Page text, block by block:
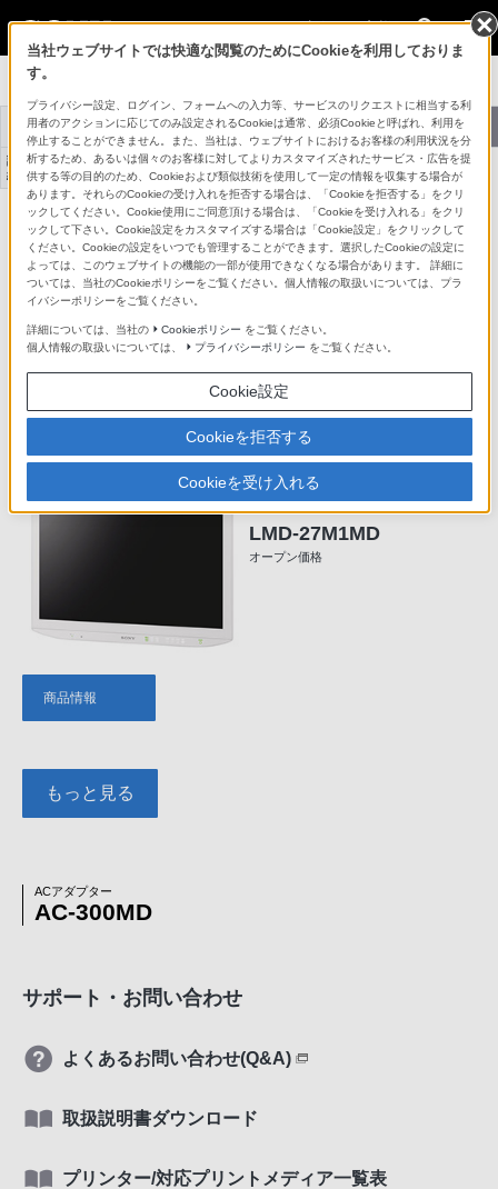
法人のお客様
メディカル関連機器
トップ
医療映像プラットフ
ォーム NUCLeUS
4K対応手術映像ソ
リューション
商品一覧
評価レポート・事例
紹介
ACアダプター
AC-300MD
詳細メニュー
対応商品・アクセサリー
メディカルモニター
27型4K液晶モニター
LMD-27M1MD
オープン価格
商品情報
もっと見る
ACアダプター
AC-300MD
サポート・お問い合わせ
よくあるお問い合わせ(Q&A)
取扱説明書ダウンロード
プリンター/対応プリントメディア一覧表
当社ウェブサイトでは快適な閲覧のためにCookieを利用しておりま
す。
プライバシー設定、ログイン、フォームへの入力等、サービスのリクエストに相当する利
用者のアクションに応じてのみ設定されるCookieは通常、必須Cookieと呼ばれ、利用を
停止することができません。また、当社は、ウェブサイトにおけるお客様の利用状況を分
析するため、あるいは個々のお客様に対してよりカスタマイズされたサービス・広告を提
供する等の目的のため、Cookieおよび類似技術を使用して一定の情報を収集する場合が
あります。それらのCookieの受け入れを拒否する場合は、「Cookieを拒否する」をクリ
ックしてください。Cookie使用にご同意頂ける場合は、「Cookieを受け入れる」をクリ
ックして下さい。Cookie設定をカスタマイズする場合は「Cookie設定」をクリックして
ください。Cookieの設定をいつでも管理することができます。選択したCookieの設定に
よっては、このウェブサイトの機能の一部が使用できなくなる場合があります。 詳細に
ついては、当社のCookieポリシーをご覧ください。個人情報の取扱いについては、プラ
イバシーポリシーをご覧ください。
詳細については、当社の Cookieポリシー をご覧ください。
個人情報の取扱いについては、
プライバシーポリシー をご覧ください。
Cookie設定
Cookieを拒否する
Cookieを受け入れる